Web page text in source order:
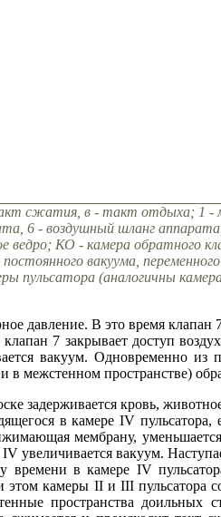
сжатия, в - такт отдыха; 1 -
6 - воздушный шланг
ведро; КО - камера обратного
вакуума,
пульсатора (аналогичны
давление. В это время
7 закрывает доступ
вакуум. Одновременно из
в межстенном пространстве)
задерживается кровь,
в камере IV
мембрану,
увеличивается вакуум.
в камере IV
камеры II и III пульсатора
пространства доильных